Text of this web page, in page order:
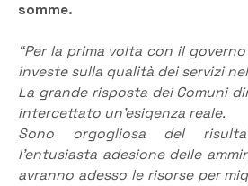
somme.
“Per la prima volta con il
investe sulla qualità dei servizi
La grande risposta dei Comuni
intercettato un’esigenza reale.
Sono orgogliosa del
l’entusiasta adesione delle
avranno adesso le risorse per